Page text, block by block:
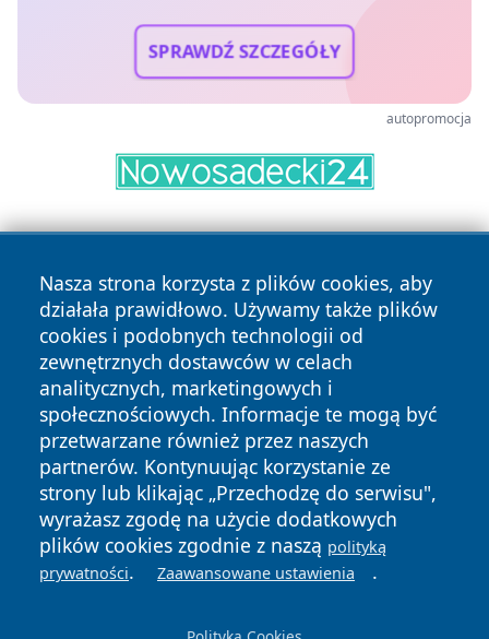
SPRAWDŹ SZCZEGÓŁY
autopromocja
Nasza strona korzysta z plików cookies, aby
działała prawidłowo. Używamy także plików
cookies i podobnych technologii od
zewnętrznych dostawców w celach
analitycznych, marketingowych i
społecznościowych. Informacje te mogą być
przetwarzane również przez naszych
partnerów. Kontynuując korzystanie ze
strony lub klikając „Przechodzę do serwisu",
wyrażasz zgodę na użycie dodatkowych
plików cookies zgodnie z naszą polityką
prywatności. Zaawansowane ustawienia .
Copyright © 2026 belchatowski24.pl Wszystkie prawa
zastrzeżone.
News Autorzy
Polityka
Prywatności
Polityka
Cookies